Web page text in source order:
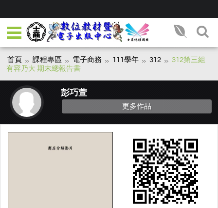
首頁 課程專區 電子商務 111學年 312
312第三組
有容乃大 期末總報告書
彭巧萱
更多作品